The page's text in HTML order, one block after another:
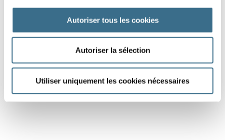
Autoriser tous les cookies
Autoriser la sélection
Utiliser uniquement les cookies nécessaires
ils